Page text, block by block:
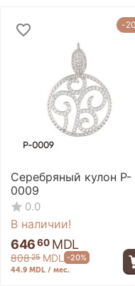
-
Серебряный кулон P-
0009
0.0
В наличии!
64660 MDL
80825 MDL -20%
44.9 MDL / мес.